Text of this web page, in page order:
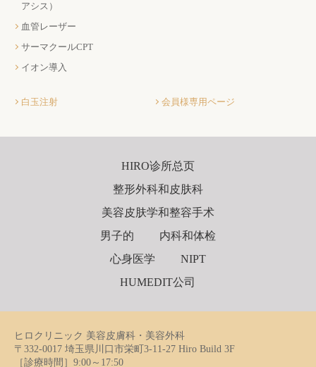
アシス）
血管レーザー
サーマクールCPT
イオン導入
白玉注射 会員様専用ページ
HIRO诊所总页
整形外科和皮肤科
美容皮肤学和整容手术
男子的
内科和体检
心身医学
NIPT
HUMEDIT公司
ヒロクリニック 美容皮膚科・美容外科
〒332-0017 埼玉県川口市栄町3-11-27 Hiro Build 3F
［診療時間］9:00～17:50